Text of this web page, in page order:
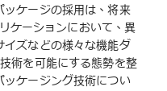
ッケージの採用は、将来
ケーションにおいて、異
ズなどの様々な機能ダ
術を可能にする態勢を整
ッケージング技術につい